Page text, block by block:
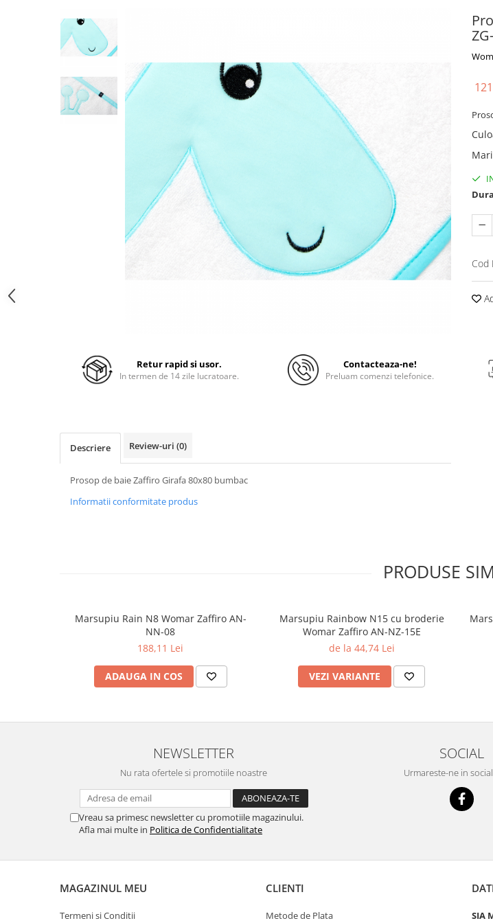
Cod
Retur rapid si usor.
In termen de 14 zile lucratoare.
Contacteaza-ne!
Preluam comenzi telefonice.
Descriere Review-uri (0)
Prosop de baie Zaffiro Girafa 80x80 bumbac
Informatii conformitate produs
PRODUSE
Marsupiu Rain N8 Womar Zaffiro AN-
NN-08
188,11 Lei
ADAUGA IN COS
Marsupiu Rainbow N15 cu broderie
Womar Zaffiro AN-NZ-15E
de la 44,74 Lei
VEZI VARIANTE
NEWSLETTER
Nu rata ofertele si promotiile noastre
Vreau sa primesc newsletter cu promotiile magazinului.
Afla mai multe in Politica de Confidentialitate
SOCIAL
Urmareste-ne in
MAGAZINUL MEU
Termeni si Conditii
CLIENTI
Metode de Plata SIA